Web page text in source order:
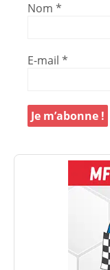
Nom *
E-mail *